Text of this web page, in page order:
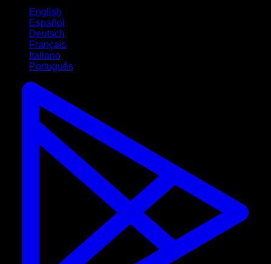
English
Español
Deutsch
Français
Italiano
Português